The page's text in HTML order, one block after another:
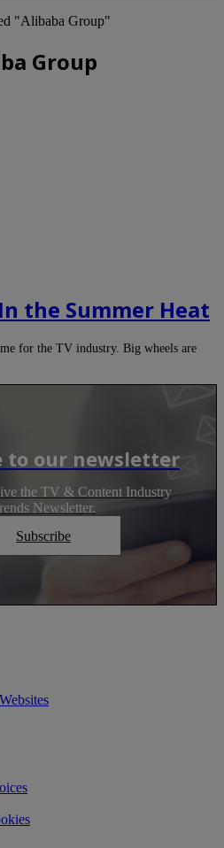
"Alibaba Group"
Group
the Summer Heat
for the TV industry. Big wheels are
to our newsletter
the TV & Content Industry
Newsletter.
Subscribe